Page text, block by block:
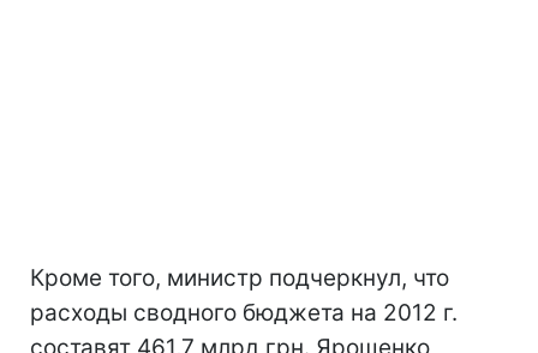
Кроме того, министр подчеркнул, что
расходы сводного бюджета на 2012 г.